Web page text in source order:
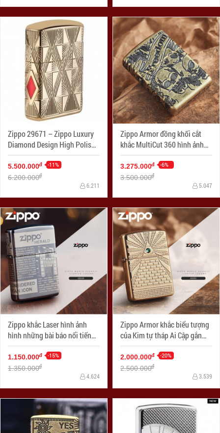
Zippo 29671 – Zippo Luxury
Diamond Design High Polish
Gold Plate
5.500.000đ -11%
6.200.000đ
6.211
Zippo Armor đồng khối cắt
khắc MultiCut 360 hình ảnh
SKULL
3.275.000đ -6%
3.500.000đ
5.047
Zippo khắc Laser hình ảnh
hình những bài báo nổi tiếng
viết về lịch sử Zippo
1.150.000đ -15%
1.350.000đ
4.624
Zippo Armor khắc biểu tượng
của Kim tự tháp Ai Cập gắn
Viên pha lê Swarovski
2.000.000đ -20%
2.500.000đ
3.539